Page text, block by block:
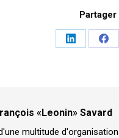
Partager
«Leonin» Savard
multitude